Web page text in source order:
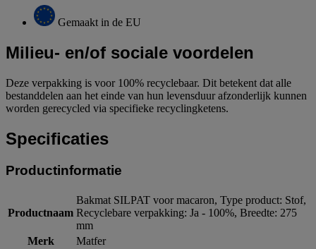
Gemaakt in de EU
Milieu- en/of sociale voordelen
Deze verpakking is voor 100% recyclebaar. Dit betekent dat alle
bestanddelen aan het einde van hun levensduur afzonderlijk kunnen
worden gerecycled via specifieke recyclingketens.
Specificaties
Productinformatie
Productnaam
Bakmat SILPAT voor macaron, Type product: Stof,
Recyclebare verpakking: Ja - 100%, Breedte: 275
mm
Merk
Matfer